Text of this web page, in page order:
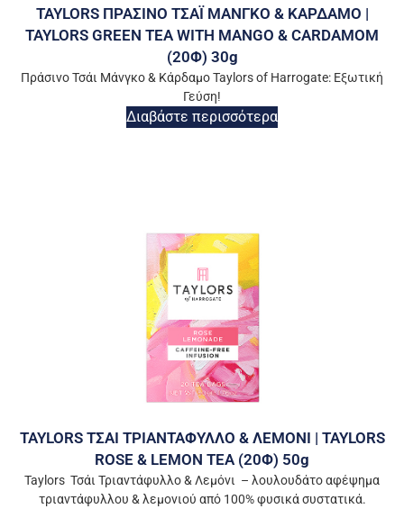
TAYLORS ΠΡΑΣΙΝΟ ΤΣΑΪ ΜΑΝΓΚΟ & ΚΑΡΔΑΜΟ |
TAYLORS GREEN TEA WITH MANGO & CARDAMOM
(20Φ) 30g
Πράσινο Τσάι Μάνγκο & Κάρδαμο Taylors of Harrogate: Εξωτική
Γεύση!
Διαβάστε περισσότερα
TAYLORS ΤΣΑΙ ΤΡΙΑΝΤΑΦΥΛΛΟ & ΛΕΜΟΝΙ | TAYLORS
ROSE & LEMON TEA (20Φ) 50g
Taylors Τσάι Τριαντάφυλλο & Λεμόνι – λουλουδάτο αφέψημα
τριαντάφυλλου & λεμονιού από 100% φυσικά συστατικά.